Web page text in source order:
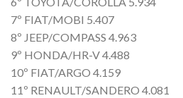
7º FIAT/MOBI 5.407
8º JEEP/COMPASS 4.963
9º HONDA/HR-V 4.488
10º FIAT/ARGO 4.159
11º RENAULT/SANDERO 4.081